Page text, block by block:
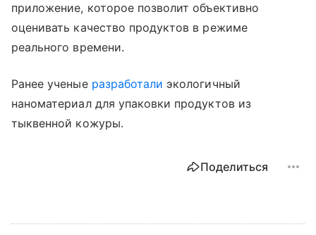
приложение, которое позволит объективно
оценивать качество продуктов в режиме
реального времени.
Ранее ученые разработали экологичный
наноматериал для упаковки продуктов из
тыквенной кожуры.
Поделиться